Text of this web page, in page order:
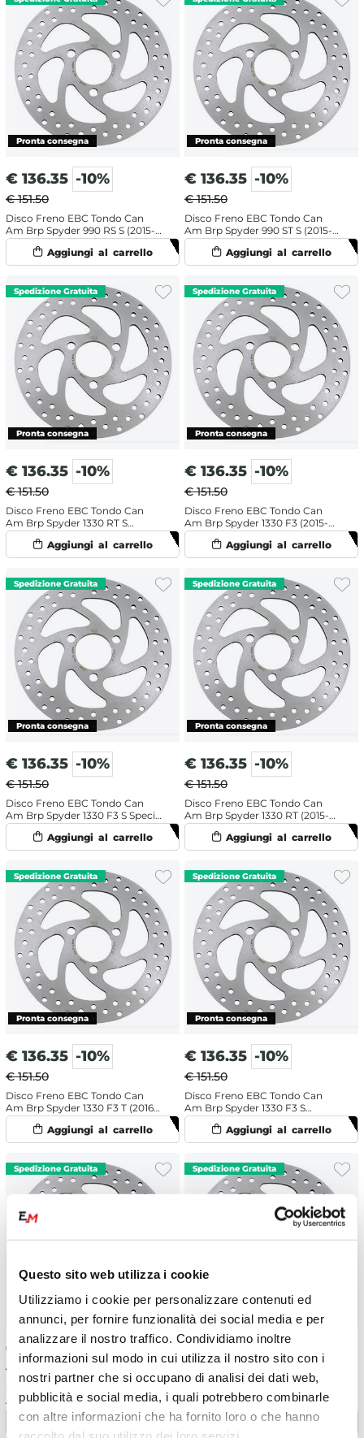
Questo sito web utilizza i cookie
Utilizziamo i cookie per personalizzare contenuti ed
annunci, per fornire funzionalità dei social media e per
analizzare il nostro traffico. Condividiamo inoltre
informazioni sul modo in cui utilizza il nostro sito con i
nostri partner che si occupano di analisi dei dati web,
pubblicità e social media, i quali potrebbero combinarle
con altre informazioni che ha fornito loro o che hanno
€ 136.35 -10%
€ 151.50
Disco Freno EBC Tondo Can
Am Brp Spyder 990 RS S (2015-
2016) Anteriore
€ 136.35 -10%
€ 151.50
Disco Freno EBC Tondo Can
Am Brp Spyder 990 ST S (2015-
2016) Anteriore
€ 136.35 -10%
€ 151.50
Disco Freno EBC Tondo Can
Am Brp Spyder 1330 RT S
Special Series (2015-2016)
Anteriore
€ 136.35 -10%
€ 151.50
Disco Freno EBC Tondo Can
Am Brp Spyder 1330 F3 (2015-
2017) Anteriore
€ 136.35 -10%
€ 151.50
Disco Freno EBC Tondo Can
Am Brp Spyder 1330 F3 S Special
(2016) Anteriore
€ 136.35 -10%
€ 151.50
Disco Freno EBC Tondo Can
Am Brp Spyder 1330 RT (2015-
2017) Anteriore
€ 136.35 -10%
€ 151.50
Disco Freno EBC Tondo Can
Am Brp Spyder 1330 F3 T (2016-
2017) Anteriore
€ 136.35 -10%
€ 151.50
Disco Freno EBC Tondo Can
Am Brp Spyder 1330 F3 S
Daytona 500 (2017) Anteriore
€ 136.35 -10%
€ 151.50
Disco Freno EBC Tondo Can
Am Brp Spyder 1330 RT Limited
(2015-2017) Anteriore
€ 136.35 -10%
Am Brp Spyder 990 ST Limited
(2013-2015) Anteriore